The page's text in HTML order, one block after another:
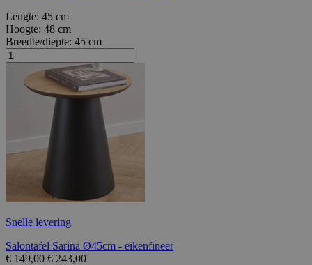
Lengte: 45 cm
Hoogte: 48 cm
Breedte/diepte: 45 cm
Snelle levering
Salontafel Sarina Ø45cm - eikenfineer
€ 149,00 € 243,00